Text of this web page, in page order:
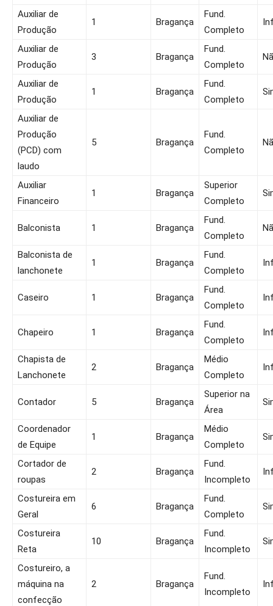
Auxiliar de
Produção
1 Bragança
Fund.
Completo
Auxiliar de
Produção
3 Bragança
Fund.
Completo
Auxiliar de
Produção
1 Bragança
Fund.
Completo
Auxiliar de
Produção
(PCD) com
laudo
5 Bragança
Fund.
Completo
Auxiliar
Financeiro
1 Bragança
Superior
Completo
Balconista 1 Bragança
Fund.
Completo
Balconista de
lanchonete
1 Bragança
Fund.
Completo
Caseiro 1 Bragança
Fund.
Completo
Chapeiro 1 Bragança
Fund.
Completo
Chapista de
Lanchonete
2 Bragança
Médio
Completo
Contador 5 Bragança
Superior na
Área
Coordenador
de Equipe
1 Bragança
Médio
Completo
Cortador de
roupas
2 Bragança
Fund.
Incompleto
Costureira em
Geral
6 Bragança
Fund.
Completo
Costureira
Reta
10 Bragança
Fund.
Incompleto
Costureiro, a
máquina na
confecção
2 Bragança
Fund.
Incompleto